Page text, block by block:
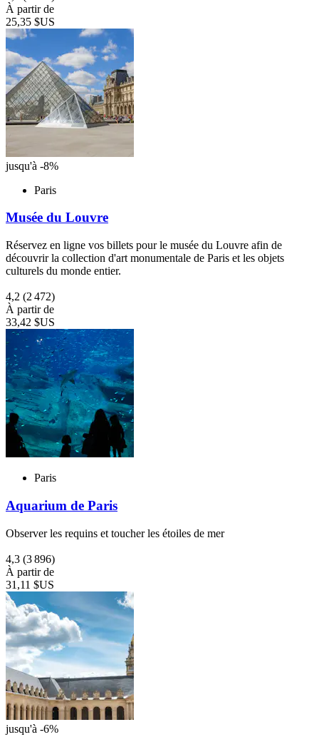
À partir de
25,35 $US
jusqu'à -8%
Paris
Musée du Louvre
Réservez en ligne vos billets pour le musée du Louvre afin de
découvrir la collection d'art monumentale de Paris et les objets
culturels du monde entier.
4,2 (2 472)
À partir de
33,42 $US
Paris
Aquarium de Paris
Observer les requins et toucher les étoiles de mer
4,3 (3 896)
À partir de
31,11 $US
jusqu'à -6%